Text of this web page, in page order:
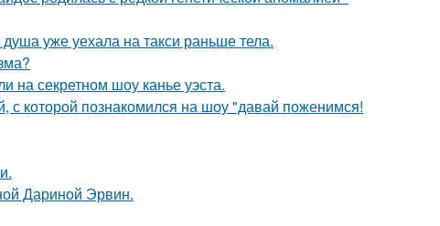
уже уехала на такси раньше тела.
на секретном шоу канье уэста.
с которой познакомился на шоу "давай поженимся!
Дариной Эрвин.